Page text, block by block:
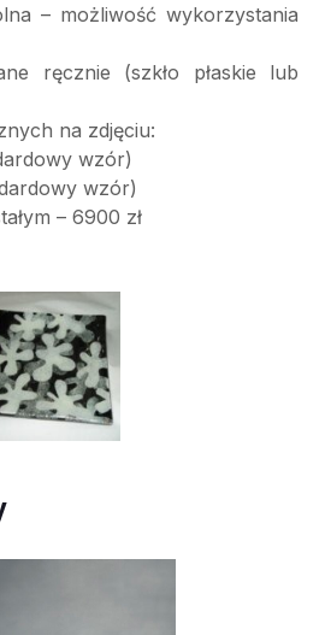
– możliwość wykorzystania
ręcznie (szkło płaskie lub
na zdjęciu:
wzór)
wzór)
– 6900 zł